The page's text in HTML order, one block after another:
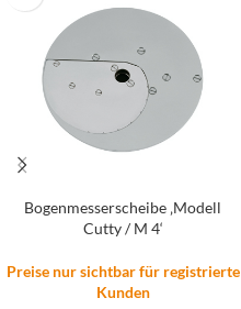
Bogenmesserscheibe ‚Modell
Cutty / M 4‘
Preise nur sichtbar für registrierte
Kunden